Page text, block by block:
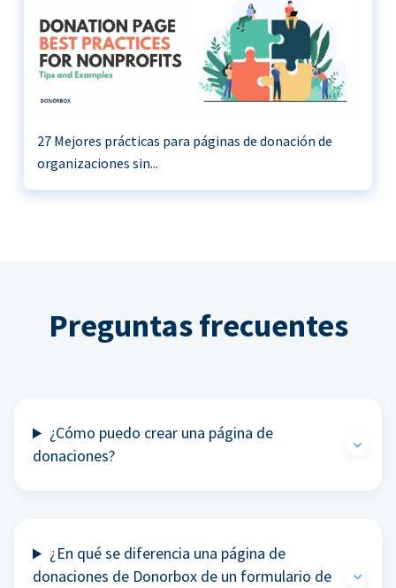
27 Mejores prácticas para páginas de donación de
organizaciones sin...
Preguntas frecuentes
¿Cómo puedo crear una página de
donaciones?
¿En qué se diferencia una página de
donaciones de Donorbox de un formulario de